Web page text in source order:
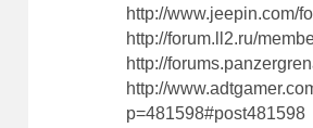
http://www.jeepin.com/
http://forum.ll2.ru/
http://
http://
p=481598#post481598